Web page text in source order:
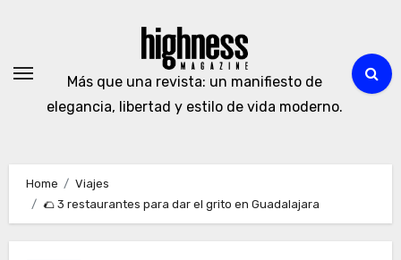
Más que una revista: un manifiesto de
elegancia, libertad y estilo de vida moderno.
Home
Viajes
🌮 3 restaurantes para dar el grito en Guadalajara